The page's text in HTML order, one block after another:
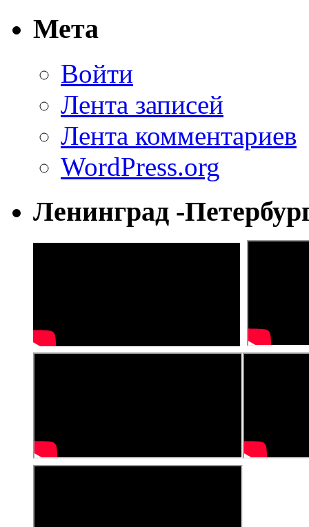
Мета
Войти
Лента записей
Лента комментариев
WordPress.org
Ленинград -